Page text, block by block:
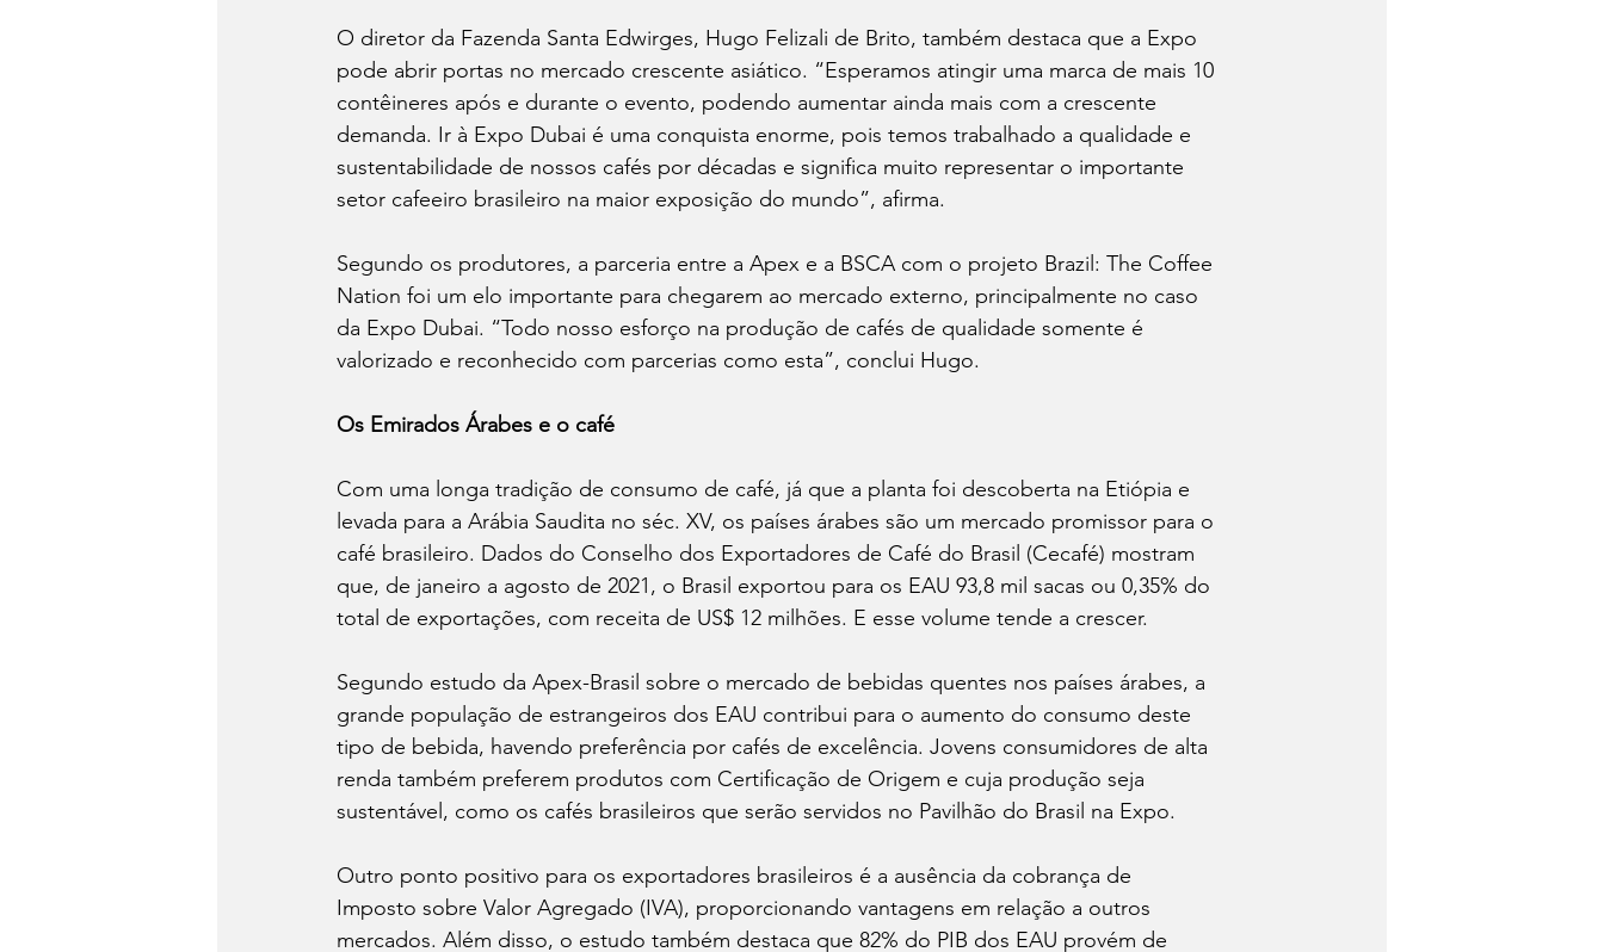
O diretor da Fazenda Santa Edwirges, Hugo Felizali de Brito, também destaca que a Expo
pode abrir portas no mercado crescente asiático. “Esperamos atingir uma marca de mais 10
contêineres após e durante o evento, podendo aumentar ainda mais com a crescente
demanda. Ir à Expo Dubai é uma conquista enorme, pois temos trabalhado a qualidade e
sustentabilidade de nossos cafés por décadas e significa muito representar o importante
setor cafeeiro brasileiro na maior exposição do mundo”, afirma.
Segundo os produtores, a parceria entre a Apex e a BSCA com o projeto Brazil: The Coffee
Nation foi um elo importante para chegarem ao mercado externo, principalmente no caso
da Expo Dubai. “Todo nosso esforço na produção de cafés de qualidade somente é
valorizado e reconhecido com parcerias como esta”, conclui Hugo.
Os Emirados Árabes e o café
Com uma longa tradição de consumo de café, já que a planta foi descoberta na Etiópia e
levada para a Arábia Saudita no séc. XV, os países árabes são um mercado promissor para o
café brasileiro. Dados do Conselho dos Exportadores de Café do Brasil (Cecafé) mostram
que, de janeiro a agosto de 2021, o Brasil exportou para os EAU 93,8 mil sacas ou 0,35% do
total de exportações, com receita de US$ 12 milhões. E esse volume tende a crescer.
Segundo estudo da Apex-Brasil sobre o mercado de bebidas quentes nos países árabes, a
grande população de estrangeiros dos EAU contribui para o aumento do consumo deste
tipo de bebida, havendo preferência por cafés de excelência. Jovens consumidores de alta
renda também preferem produtos com Certificação de Origem e cuja produção seja
sustentável, como os cafés brasileiros que serão servidos no Pavilhão do Brasil na Expo.
Outro ponto positivo para os exportadores brasileiros é a ausência da cobrança de
Imposto sobre Valor Agregado (IVA), proporcionando vantagens em relação a outros
mercados. Além disso, o estudo também destaca que 82% do PIB dos EAU provém de